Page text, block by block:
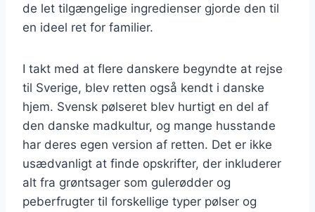
de let tilgængelige ingredienser gjorde den til
en ideel ret for familier.
I takt med at flere danskere begyndte at rejse
til Sverige, blev retten også kendt i danske
hjem. Svensk pølseret blev hurtigt en del af
den danske madkultur, og mange husstande
har deres egen version af retten. Det er ikke
usædvanligt at finde opskrifter, der inkluderer
alt fra grøntsager som gulerødder og
peberfrugter til forskellige typer pølser og